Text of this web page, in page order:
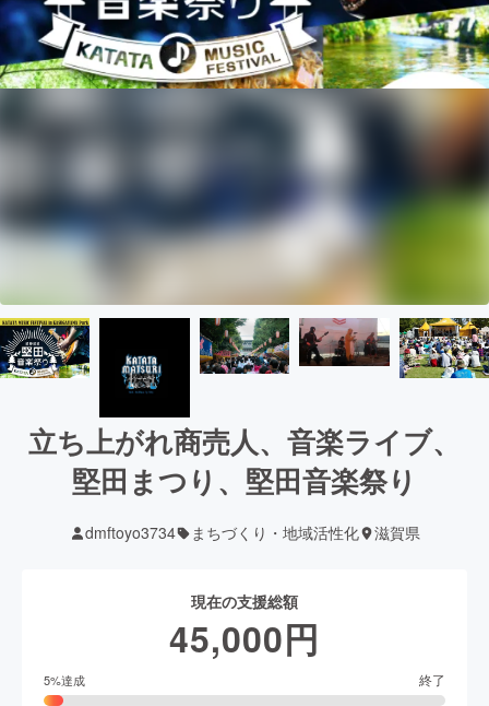
立ち上がれ商売人、音楽ライブ、
堅田まつり、堅田音楽祭り
dmftoyo3734 まちづくり・地域活性化 滋賀県
現在の支援総額
45,000円
5%達成 終了